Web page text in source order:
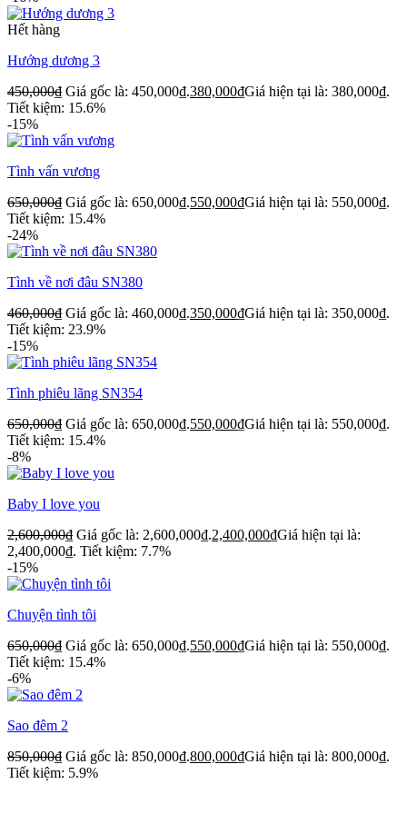
Hết hàng
Hướng dương 3
450,000₫ Giá gốc là: 450,000₫.380,000₫Giá hiện tại là: 380,000₫.
Tiết kiệm: 15.6%
-15%
Tình vấn vương
650,000₫ Giá gốc là: 650,000₫.550,000₫Giá hiện tại là: 550,000₫.
Tiết kiệm: 15.4%
-24%
Tình về nơi đâu SN380
460,000₫ Giá gốc là: 460,000₫.350,000₫Giá hiện tại là: 350,000₫.
Tiết kiệm: 23.9%
-15%
Tình phiêu lãng SN354
650,000₫ Giá gốc là: 650,000₫.550,000₫Giá hiện tại là: 550,000₫.
Tiết kiệm: 15.4%
-8%
Baby I love you
2,600,000₫ Giá gốc là: 2,600,000₫.2,400,000₫Giá hiện tại là:
2,400,000₫. Tiết kiệm: 7.7%
-15%
Chuyện tình tôi
650,000₫ Giá gốc là: 650,000₫.550,000₫Giá hiện tại là: 550,000₫.
Tiết kiệm: 15.4%
-6%
Sao đêm 2
850,000₫ Giá gốc là: 850,000₫.800,000₫Giá hiện tại là: 800,000₫.
Tiết kiệm: 5.9%